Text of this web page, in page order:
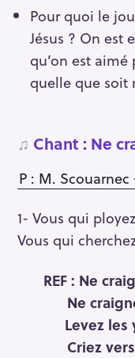
Pour quoi le
Jésus ? On est
qu’on est
quelle que soit
♫ Chant : Ne
P : M.
1- Vous qui
Vous qui
REF : Ne
Ne
Levez les
Criez